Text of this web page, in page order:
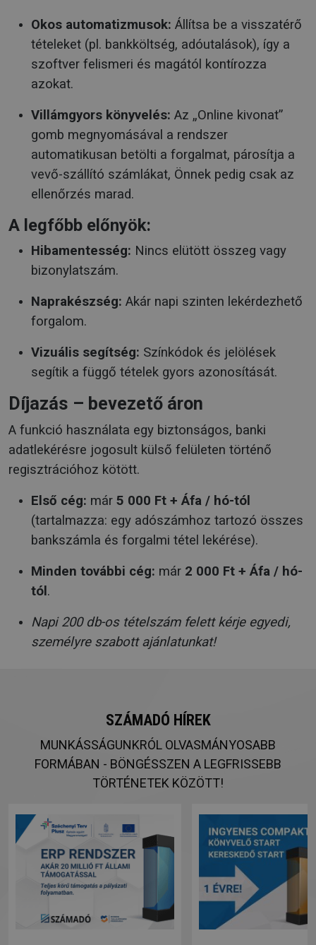
Okos automatizmusok: Állítsa be a visszatérő
tételeket (pl. bankköltség, adóutalások), így a
szoftver felismeri és magától kontírozza
azokat.
Villámgyors könyvelés: Az „Online kivonat”
gomb megnyomásával a rendszer
automatikusan betölti a forgalmat, párosítja a
vevő-szállító számlákat, Önnek pedig csak az
ellenőrzés marad.
A legfőbb előnyök:
Hibamentesség: Nincs elütött összeg vagy
bizonylatszám.
Naprakészség: Akár napi szinten lekérdezhető
forgalom.
Vizuális segítség: Színkódok és jelölések
segítik a függő tételek gyors azonosítását.
Díjazás – bevezető áron
A funkció használata egy biztonságos, banki
adatlekérésre jogosult külső felületen történő
regisztrációhoz kötött.
Első cég: már 5 000 Ft + Áfa / hó-tól
(tartalmazza: egy adószámhoz tartozó összes
bankszámla és forgalmi tétel lekérése).
Minden további cég: már 2 000 Ft + Áfa / hó-
tól.
Napi 200 db-os tételszám felett kérje egyedi,
személyre szabott ajánlatunkat!
SZÁMADÓ HÍREK
MUNKÁSSÁGUNKRÓL OLVASMÁNYOSABB
FORMÁBAN - BÖNGÉSSZEN A LEGFRISSEBB
TÖRTÉNETEK KÖZÖTT!